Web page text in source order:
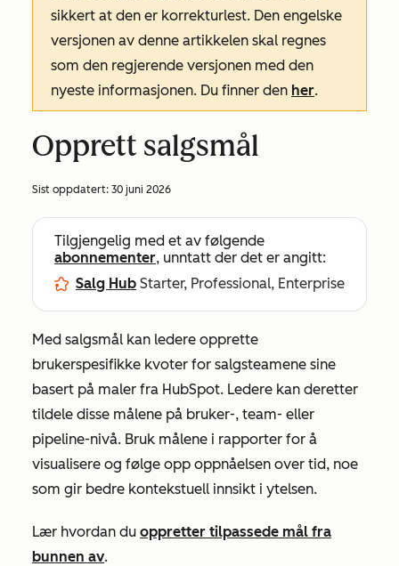
sikkert at den er korrekturlest. Den engelske
versjonen av denne artikkelen skal regnes
som den regjerende versjonen med den
nyeste informasjonen. Du finner den her.
Opprett salgsmål
Sist oppdatert: 30 juni 2026
Tilgjengelig med et av følgende
abonnementer, unntatt der det er angitt:
Salg Hub Starter, Professional, Enterprise
Med salgsmål kan ledere opprette
brukerspesifikke kvoter for salgsteamene sine
basert på maler fra HubSpot. Ledere kan deretter
tildele disse målene på bruker-, team- eller
pipeline-nivå. Bruk målene i rapporter for å
visualisere og følge opp oppnåelsen over tid, noe
som gir bedre kontekstuell innsikt i ytelsen.
Lær hvordan du oppretter tilpassede mål fra
bunnen av.